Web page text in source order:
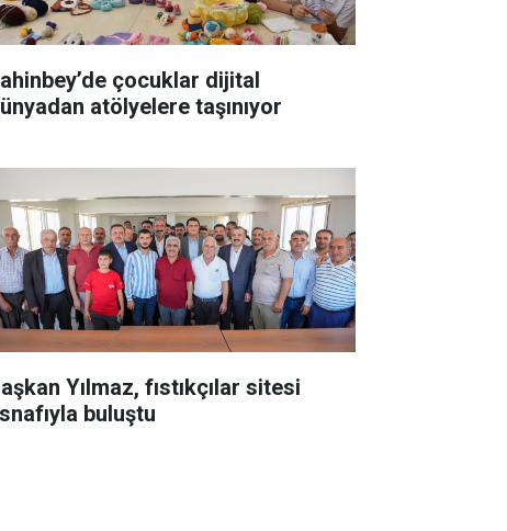
çocuklar dijital
atölyelere taşınıyor
Yılmaz, fıstıkçılar sitesi
buluştu